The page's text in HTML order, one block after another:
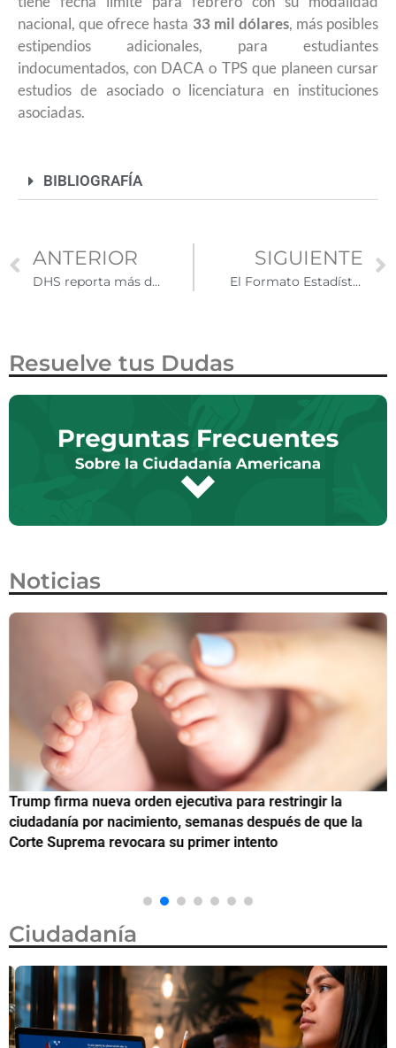
nacional, que ofrece hasta 33 mil dólares, más posibles
estipendios adicionales, para estudiantes
indocumentados, con DACA o TPS que planeen cursar
estudios de asociado o licenciatura en instituciones
asociadas.
BIBLIOGRAFÍA
ANTERIOR
DHS reporta más de 2.5 millones de salidas de personas indocumentadas de Estados Unidos en 2025
SIGUIENTE
El Formato Estadístico para Mexicanos que salen del país ya puede llenarse en línea
Resuelve tus Dudas
Noticias
Trump firma nueva orden ejecutiva para restringir la
ciudadanía por nacimiento, semanas después de que la
Corte Suprema revocara su primer intento
Ciudadanía